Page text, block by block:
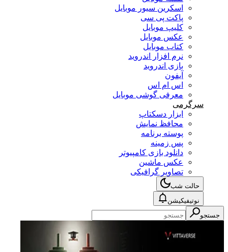
اسکرین سیور موبایل
پاکت پی سی
کلیپ موبایل
عکس موبایل
کتاب موبایل
نرم افزار اندروید
بازی اندروید
آیفون
اس ام اس
معرفی گوشی موبایل
سرگرمی
ابزار دسکتاپ
محافظ نمایش
پوسته برنامه
پس زمینه
دانلود بازی کامپیوتر
عکس ماشین
تصاویر گرافیکی
حالت شب
نوتیفیکیشن
جستجو